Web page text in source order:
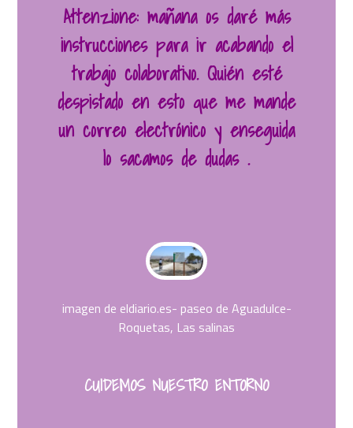
Attenzione: mañana os daré más
instrucciones para ir acabando el
trabajo colaborativo. Quién esté
despistado en esto que me mande
un correo electrónico y enseguida
lo sacamos de dudas .
imagen de eldiario.es- paseo de Aguadulce-
Roquetas, Las salinas
CUIDEMOS NUESTRO ENTORNO